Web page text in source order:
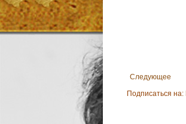
Следующее
Подписаться на: